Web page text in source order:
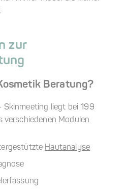
zur
Beratung?
Skinmeeting liegt bei 199
verschiedenen Modulen
Hautanalyse